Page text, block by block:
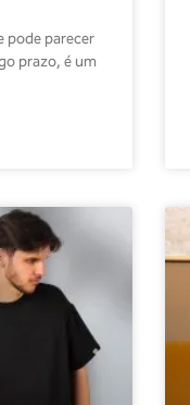
pode parecer
prazo, é um